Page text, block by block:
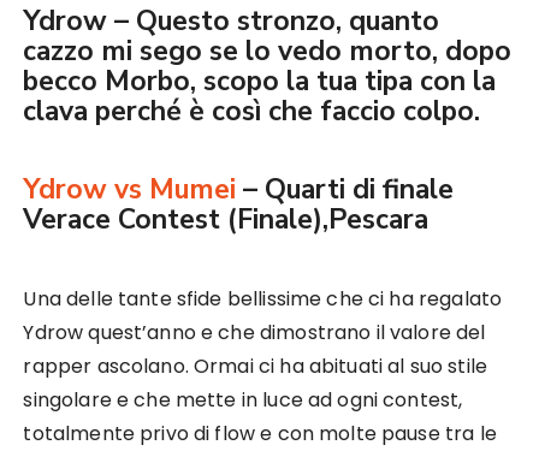
Ydrow – Questo stronzo, quanto
cazzo mi sego se lo vedo morto, dopo
becco Morbo, scopo la tua tipa con la
clava perché è così che faccio colpo.
Ydrow vs Mumei – Quarti di finale
Verace Contest (Finale),Pescara
Una delle tante sfide bellissime che ci ha regalato
Ydrow quest’anno e che dimostrano il valore del
rapper ascolano. Ormai ci ha abituati al suo stile
singolare e che mette in luce ad ogni contest,
totalmente privo di flow e con molte pause tra le